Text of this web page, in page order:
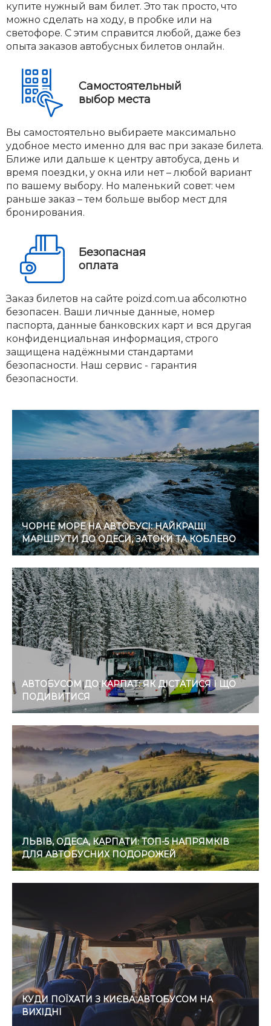
купите нужный вам билет. Это так просто, что
можно сделать на ходу, в пробке или на
светофоре. С этим справится любой, даже без
опыта заказов автобусных билетов онлайн.
Самостоятельный
выбор места
Вы самостоятельно выбираете максимально
удобное место именно для вас при заказе билета.
Ближе или дальше к центру автобуса, день и
время поездки, у окна или нет – любой вариант
по вашему выбору. Но маленький совет: чем
раньше заказ – тем больше выбор мест для
бронирования.
Безопасная
оплата
Заказ билетов на сайте poizd.com.ua абсолютно
безопасен. Ваши личные данные, номер
паспорта, данные банковских карт и вся другая
конфиденциальная информация, строго
защищена надёжными стандартами
безопасности. Наш сервис - гарантия
безопасности.
ЧОРНЕ МОРЕ НА АВТОБУСІ: НАЙКРАЩІ
МАРШРУТИ ДО ОДЕСИ, ЗАТОКИ ТА КОБЛЕВО
АВТОБУСОМ ДО КАРПАТ: ЯК ДІСТАТИСЯ І ЩО
ПОДИВИТИСЯ
ЛЬВІВ, ОДЕСА, КАРПАТИ: ТОП-5 НАПРЯМКІВ
ДЛЯ АВТОБУСНИХ ПОДОРОЖЕЙ
КУДИ ПОЇХАТИ З КИЄВА АВТОБУСОМ НА
ВИХІДНІ